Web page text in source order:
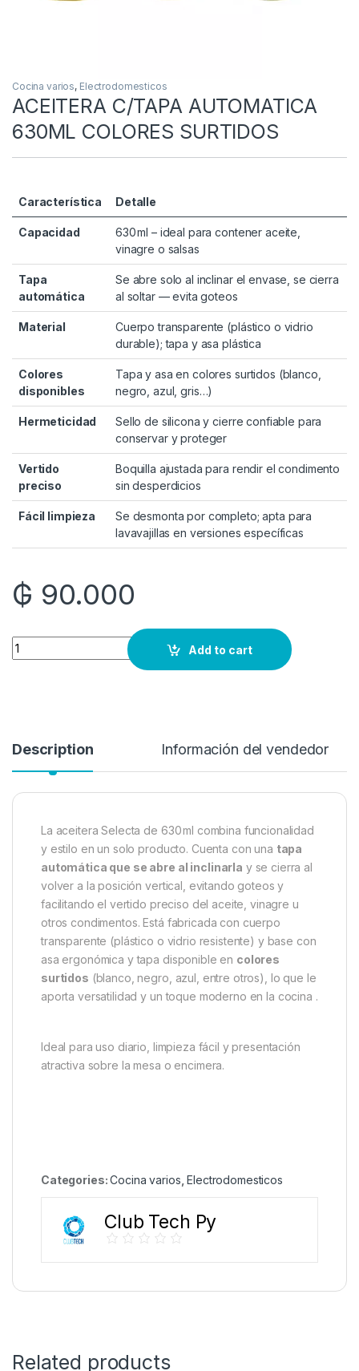
Cocina varios, Electrodomesticos
ACEITERA C/TAPA AUTOMATICA
630ML COLORES SURTIDOS
Característica Detalle
Capacidad
630 ml – ideal para contener aceite,
vinagre o salsas
Tapa
automática
Se abre solo al inclinar el envase, se cierra
al soltar — evita goteos
Material
Cuerpo transparente (plástico o vidrio
durable); tapa y asa plástica
Colores
disponibles
Tapa y asa en colores surtidos (blanco,
negro, azul, gris…)
Hermeticidad
Sello de silicona y cierre confiable para
conservar y proteger
Vertido
preciso
Boquilla ajustada para rendir el condimento
sin desperdicios
Fácil limpieza
Se desmonta por completo; apta para
lavavajillas en versiones específicas
₲ 90.000
Quantity
Add to cart
Description Información del vendedor
La aceitera Selecta de 630 ml combina funcionalidad
y estilo en un solo producto. Cuenta con una tapa
automática que se abre al inclinarla y se cierra al
volver a la posición vertical, evitando goteos y
facilitando el vertido preciso del aceite, vinagre u
otros condimentos.Está fabricada con cuerpo
transparente (plástico o vidrio resistente) y base con
asa ergonómica y tapa disponible en colores
surtidos (blanco, negro, azul, entre otros), lo que le
aporta versatilidad y un toque moderno en la cocina .
Ideal para uso diario, limpieza fácil y presentación
atractiva sobre la mesa o encimera.
Categories:Cocina varios ,Electrodomesticos
Club Tech Py
Related products